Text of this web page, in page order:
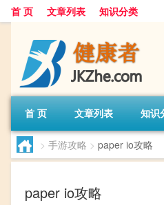
首 页 文章列表 知识分类
首 页 文章列表 知识
> 手游攻略 > paper io攻略
paper io攻略